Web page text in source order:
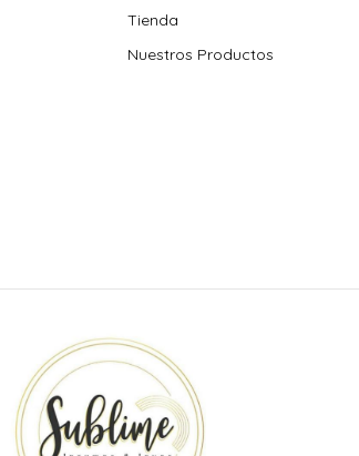
Tienda
Nuestros Productos